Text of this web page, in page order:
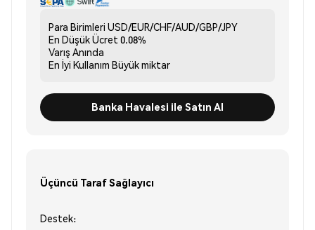
Para Birimleri USD/EUR/CHF/AUD/GBP/JPY
En Düşük Ücret 0.08%
Varış Anında
En İyi Kullanım Büyük miktar
Banka Havalesi ile Satın Al
Üçüncü Taraf Sağlayıcı
Destek: